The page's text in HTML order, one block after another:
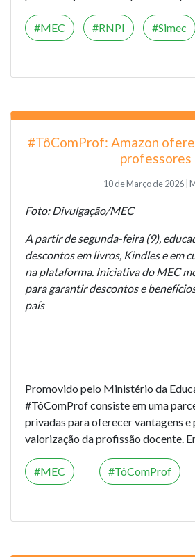
MEC RNPI Simec
#TôComProf: Amazon
professores
10 de Março de 2026 |
Foto: Divulgação/MEC
A partir de segunda-feira (9),
descontos em livros, Kindles e em
na plataforma. Iniciativa do MEC
para garantir descontos e
país
Promovido pelo Ministério da
#TôComProfconsiste em uma
privadas para oferecer vantagens e
valorização da profissão docente.
MEC TôComProf